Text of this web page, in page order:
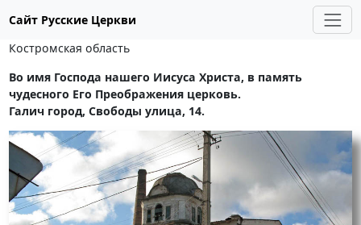
Сайт Русские Церкви
Костромская область
Во имя Господа нашего Иисуса Христа, в память
чудесного Его Преображения церковь.
Галич город, Свободы улица, 14.